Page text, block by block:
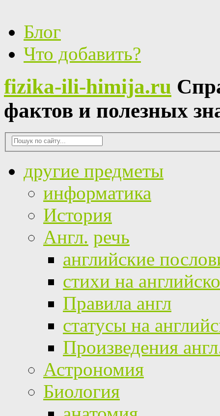
Блог
Что добавить?
fizika-ili-himija.ru
фактов и полезных
другие предметы
информатика
История
Англ. речь
английские
стихи на
Правила англ
статусы на
Произведения
Астрономия
Биология